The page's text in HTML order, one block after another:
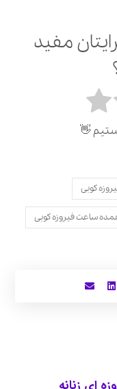
مفید
👋
کوبی
ساعت فیروزه کوبی